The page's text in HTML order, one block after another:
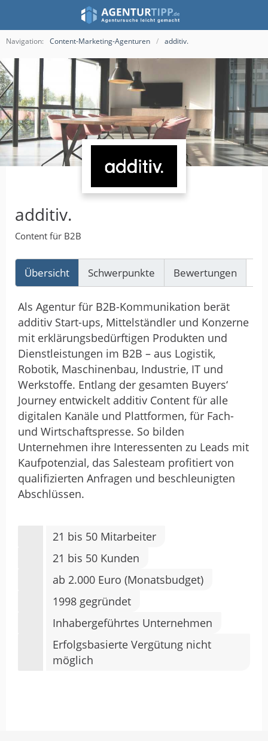
Navigation: Content-Marketing-Agenturen additiv.
additiv.
Content für B2B
Übersicht Schwerpunkte Bewertungen
Als Agentur für B2B-Kommunikation berät
additiv Start-ups, Mittelständler und Konzerne
mit erklärungsbedürftigen Produkten und
Dienstleistungen im B2B – aus Logistik,
Robotik, Maschinenbau, Industrie, IT und
Werkstoffe. Entlang der gesamten Buyers‘
Journey entwickelt additiv Content für alle
digitalen Kanäle und Plattformen, für Fach-
und Wirtschaftspresse. So bilden
Unternehmen ihre Interessenten zu Leads mit
Kaufpotenzial, das Salesteam profitiert von
qualifizierten Anfragen und beschleunigten
Abschlüssen.
21 bis 50 Mitarbeiter
21 bis 50 Kunden
ab 2.000 Euro (Monatsbudget)
1998 gegründet
Inhabergeführtes Unternehmen
Erfolgsbasierte Vergütung nicht
möglich